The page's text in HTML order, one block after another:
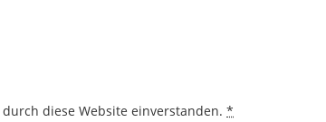
diese Website einverstanden. *